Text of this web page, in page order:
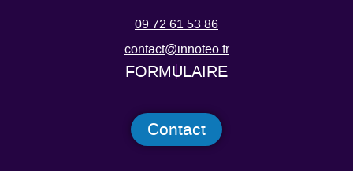
09 72 61 53 86
contact@innoteo.fr
FORMULAIRE
Contact